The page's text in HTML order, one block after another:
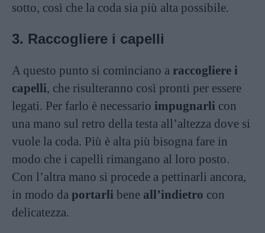
sotto, così che la coda sia più alta possibile.
3. Raccogliere i capelli
A questo punto si cominciano a raccogliere i
capelli, che risulteranno così pronti per essere
legati. Per farlo è necessario impugnarli con
una mano sul retro della testa all’altezza dove si
vuole la coda. Più è alta più bisogna fare in
modo che i capelli rimangano al loro posto.
Con l’altra mano si procede a pettinarli ancora,
in modo da portarli bene all’indietro con
delicatezza.